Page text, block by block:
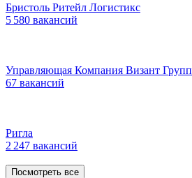
Бристоль Ритейл Логистикс
5 580 вакансий
Управляющая Компания Визант Групп
67 вакансий
Ригла
2 247 вакансий
Посмотреть все